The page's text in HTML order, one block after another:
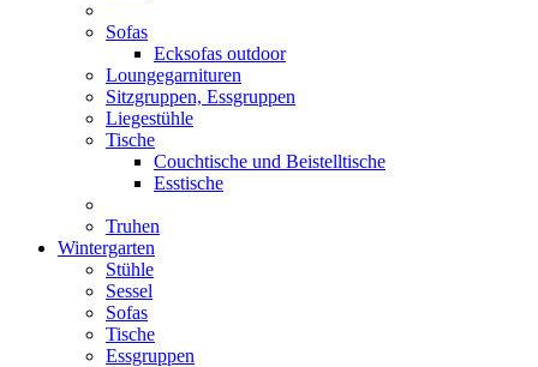
Sofas
Ecksofas outdoor
Loungegarnituren
Sitzgruppen, Essgruppen
Liegestühle
Tische
Couchtische und Beistelltische
Esstische
Truhen
Wintergarten
Stühle
Sessel
Sofas
Tische
Essgruppen